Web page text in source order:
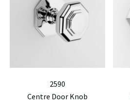
2590
Centre Door Knob